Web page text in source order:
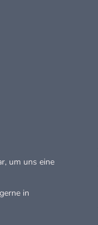
um uns eine
in